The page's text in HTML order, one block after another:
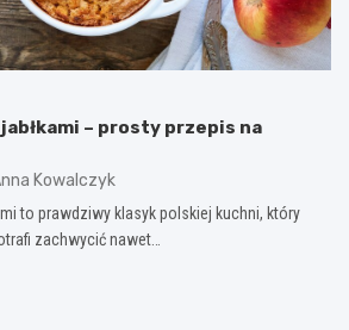
– prosty przepis na
Kowalczyk
to prawdziwy klasyk polskiej kuchni, który
zachwycić nawet…